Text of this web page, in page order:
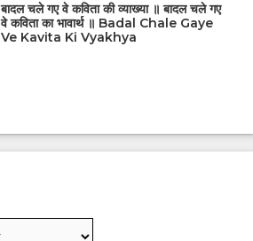
बादल चले गए वे कविता की व्याख्या ॥ बादल चले गए
वे कविता का भावार्थ ॥ Badal Chale Gaye
Ve Kavita Ki Vyakhya